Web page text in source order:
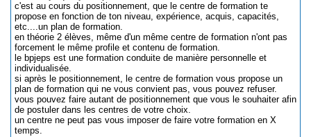
c'est au cours du positionnement, que le centre de formation te
propose en fonction de ton niveau, expérience, acquis, capacités,
etc....un plan de formation.
en théorie 2 élèves, même d'un même centre de formation n'ont pas
forcement le même profile et contenu de formation.
le bpjeps est une formation conduite de manière personnelle et
individualisée.
si après le positionnement, le centre de formation vous propose un
plan de formation qui ne vous convient pas, vous pouvez refuser.
vous pouvez faire autant de positionnement que vous le souhaiter afin
de postuler dans les centres de votre choix.
un centre ne peut pas vous imposer de faire votre formation en X
temps.